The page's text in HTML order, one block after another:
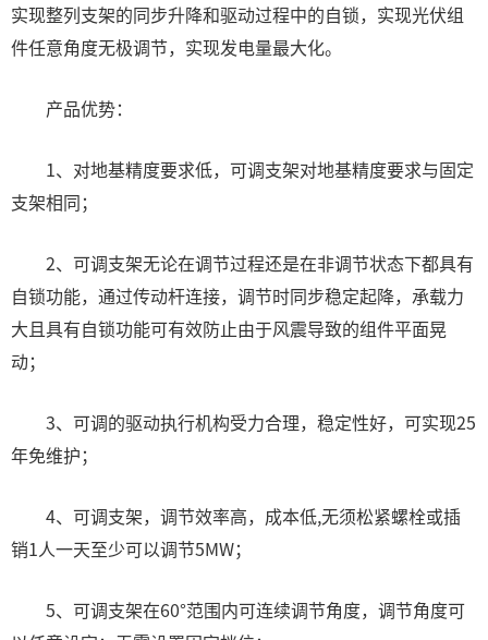
实现整列支架的同步升降和驱动过程中的自锁，实现光伏组
件任意角度无极调节，实现发电量最大化。
产品优势：
1、对地基精度要求低，可调支架对地基精度要求与固定
支架相同；
2、可调支架无论在调节过程还是在非调节状态下都具有
自锁功能，通过传动杆连接，调节时同步稳定起降，承载力
大且具有自锁功能可有效防止由于风震导致的组件平面晃
动；
3、可调的驱动执行机构受力合理，稳定性好，可实现25
年免维护；
4、可调支架，调节效率高，成本低,无须松紧螺栓或插
销1人一天至少可以调节5MW；
5、可调支架在60°范围内可连续调节角度，调节角度可